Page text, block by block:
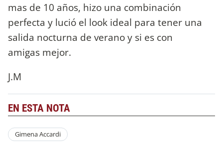
mas de 10 años, hizo una combinación
perfecta y lució el look ideal para tener una
salida nocturna de verano y si es con
amigas mejor.
J.M
EN ESTA NOTA
Gimena Accardi